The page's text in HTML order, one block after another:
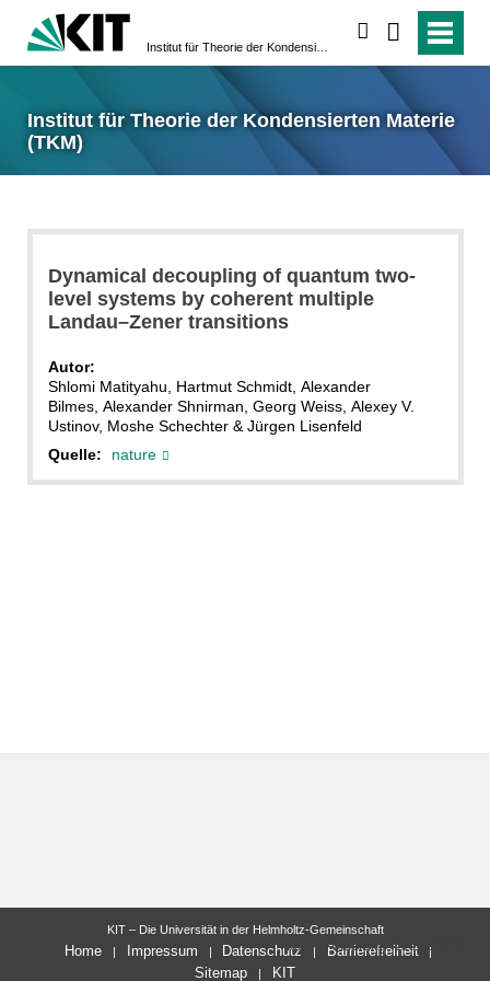
Institut für Theorie der Kondensierten Materie
(TKM)
Dynamical decoupling of quantum two-
level systems by coherent multiple
Landau–Zener transitions
Autor:
Shlomi Matityahu, Hartmut Schmidt, Alexander
Bilmes, Alexander Shnirman, Georg Weiss, Alexey V.
Ustinov, Moshe Schechter & Jürgen Lisenfeld
Quelle:
nature
letzte Änderung: 27.11.2020
KIT – Die Universität in der Helmholtz-Gemeinschaft
Home Impressum Datenschutz
Barrierefreiheit
Sitemap
KIT